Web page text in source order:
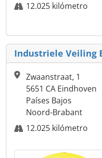
12.025 kilómetro
Industriele Veiling
Zwaanstraat, 1
5651 CA Eindhoven
Países Bajos
Noord-Brabant
12.025 kilómetro